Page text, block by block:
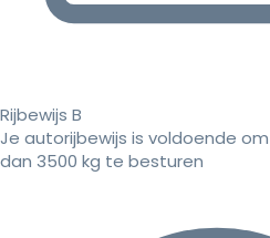
Rijbewijs B
Je autorijbewijs is voldoende
dan 3500 kg te besturen